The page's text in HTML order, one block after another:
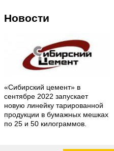
Новости
«Сибирский цемент» в
сентябре 2022 запускает
новую линейку тарированной
продукции в бумажных мешках
по 25 и 50 килограммов.